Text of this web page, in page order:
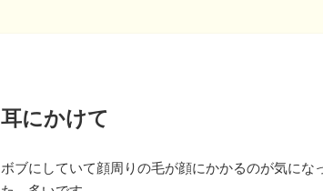
耳にかけて
ボブにしていて顔周りの毛が顔にかかるのが気に